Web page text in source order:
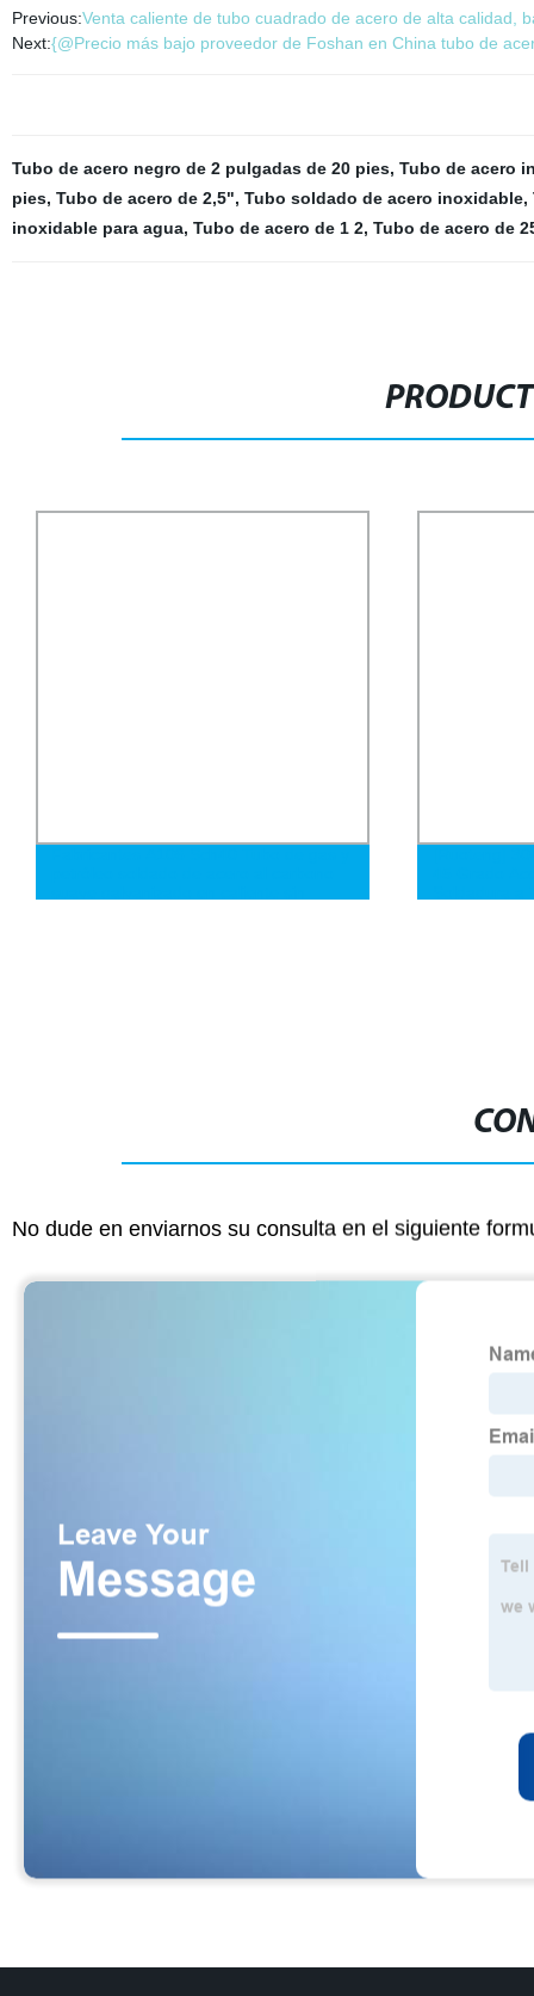
Previous:Venta caliente de tubo cuadrado de acero de alta calidad,
Next:{@Precio más bajo proveedor de Foshan en China tubo de
Tubo de acero negro de 2 pulgadas de 20 pies, Tubo de acero
pies, Tubo de acero de 2,5", Tubo soldado de acero inoxidable,
inoxidable para agua, Tubo de acero de 1 2, Tubo de acero de
No dude en enviarnos su consulta en el siguiente